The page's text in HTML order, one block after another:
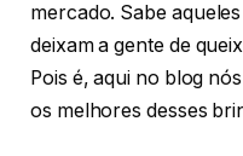
mercado. Sabe
deixam a gente de
Pois é, aqui no blog
os melhores desses